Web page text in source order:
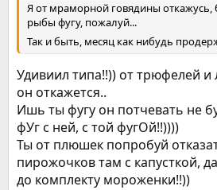
Я от мраморной говядины откажусь,
рыбы фугу, пожалуй...
Так и быть, месяц как нибудь
Удивиил типа!!)) от трюфелей и
он откажется..
Ишь ты фугу он потчевать не
фУг с ней, с той фугОй!!))))
Ты от плюшек попробуй
пирожочков там с капусткой,
до комплекту мороженки!!))